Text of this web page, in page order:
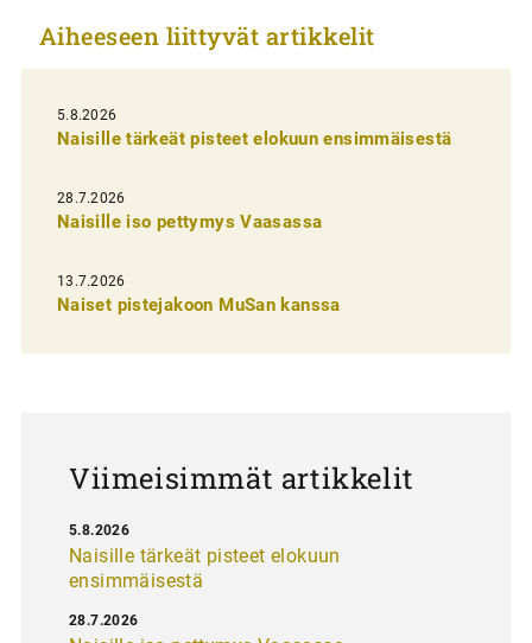
k
e
l
i
e
n
e
Aiheeseen liittyvät artikkelit
5.8.2026
Naisille tärkeät pisteet elokuun ensimmäisestä
28.7.2026
Naisille iso pettymys Vaasassa
13.7.2026
Naiset pistejakoon MuSan kanssa
Viimeisimmät artikkelit
Naisille tärkeät pisteet elokuun
ensimmäisestä
5.8.2026
28.7.2026